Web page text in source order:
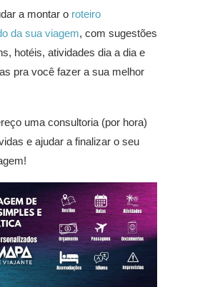
a montar o roteiro
da sua viagem, com sugestões
hotéis, atividades dia a dia e
pra você fazer a sua melhor
uma consultoria (por hora)
e ajudar a finalizar o seu